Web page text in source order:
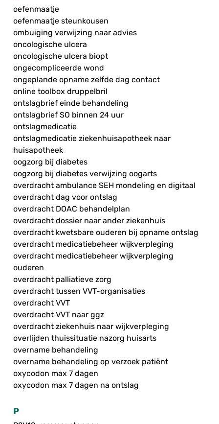
oefenmaatje
oefenmaatje steunkousen
ombuiging verwijzing naar advies
oncologische ulcera
oncologische ulcera biopt
ongecompliceerde wond
ongeplande opname zelfde dag contact
online toolbox druppelbril
ontslagbrief einde behandeling
ontslagbrief SO binnen 24 uur
ontslagmedicatie
ontslagmedicatie ziekenhuisapotheek naar
huisapotheek
oogzorg bij diabetes
oogzorg bij diabetes verwijzing oogarts
overdracht ambulance SEH mondeling en digitaal
overdracht dag voor ontslag
overdracht DOAC behandelplan
overdracht dossier naar ander ziekenhuis
overdracht kwetsbare ouderen bij opname ontslag
overdracht medicatiebeheer wijkverpleging
overdracht medicatiebeheer wijkverpleging
ouderen
overdracht palliatieve zorg
overdracht tussen VVT-organisaties
overdracht VVT
overdracht VVT naar ggz
overdracht ziekenhuis naar wijkverpleging
overlijden thuissituatie nazorg huisarts
overname behandeling
overname behandeling op verzoek patiënt
oxycodon max 7 dagen
oxycodon max 7 dagen na ontslag
P